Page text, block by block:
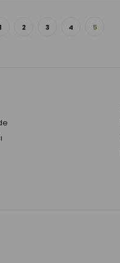
1 2 3 4 5